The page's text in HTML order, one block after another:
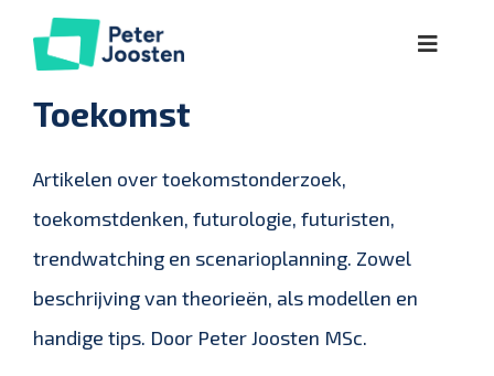
naar
inhoud
Toggle
Lezingen
Workshops
Toekomst
Artikelen over toekomstonderzoek,
toekomstdenken, futurologie, futuristen,
trendwatching en scenarioplanning. Zowel
beschrijving van theorieën, als modellen en
handige tips. Door Peter Joosten MSc.